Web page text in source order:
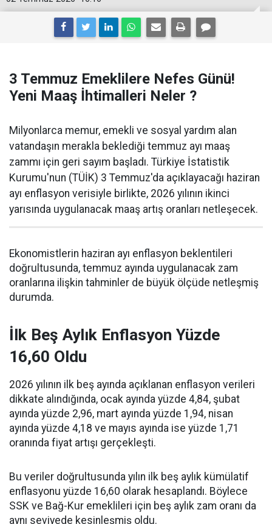
3 Temmuz Emeklilere Nefes Günü!
Yeni Maaş İhtimalleri Neler ?
Milyonlarca memur, emekli ve sosyal yardım alan
vatandaşın merakla beklediği temmuz ayı maaş
zammı için geri sayım başladı. Türkiye İstatistik
Kurumu'nun (TÜİK) 3 Temmuz'da açıklayacağı haziran
ayı enflasyon verisiyle birlikte, 2026 yılının ikinci
yarısında uygulanacak maaş artış oranları netleşecek.
Ekonomistlerin haziran ayı enflasyon beklentileri
doğrultusunda, temmuz ayında uygulanacak zam
oranlarına ilişkin tahminler de büyük ölçüde netleşmiş
durumda.
İlk Beş Aylık Enflasyon Yüzde
16,60 Oldu
2026 yılının ilk beş ayında açıklanan enflasyon verileri
dikkate alındığında, ocak ayında yüzde 4,84, şubat
ayında yüzde 2,96, mart ayında yüzde 1,94, nisan
ayında yüzde 4,18 ve mayıs ayında ise yüzde 1,71
oranında fiyat artışı gerçekleşti.
Bu veriler doğrultusunda yılın ilk beş aylık kümülatif
enflasyonu yüzde 16,60 olarak hesaplandı. Böylece
SSK ve Bağ-Kur emeklileri için beş aylık zam oranı da
aynı seviyede kesinleşmiş oldu.